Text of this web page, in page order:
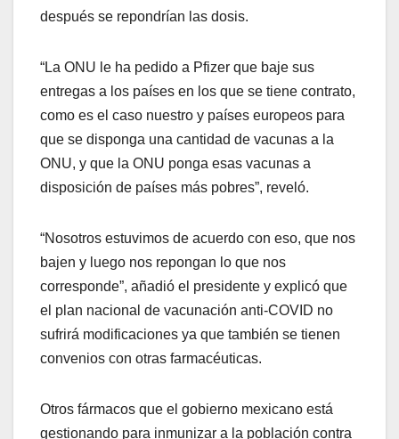
después se repondrían las dosis.
“La ONU le ha pedido a Pfizer que baje sus
entregas a los países en los que se tiene contrato,
como es el caso nuestro y países europeos para
que se disponga una cantidad de vacunas a la
ONU, y que la ONU ponga esas vacunas a
disposición de países más pobres”, reveló.
“Nosotros estuvimos de acuerdo con eso, que nos
bajen y luego nos repongan lo que nos
corresponde”, añadió el presidente y explicó que
el plan nacional de vacunación anti-COVID no
sufrirá modificaciones ya que también se tienen
convenios con otras farmacéuticas.
Otros fármacos que el gobierno mexicano está
gestionando para inmunizar a la población contra